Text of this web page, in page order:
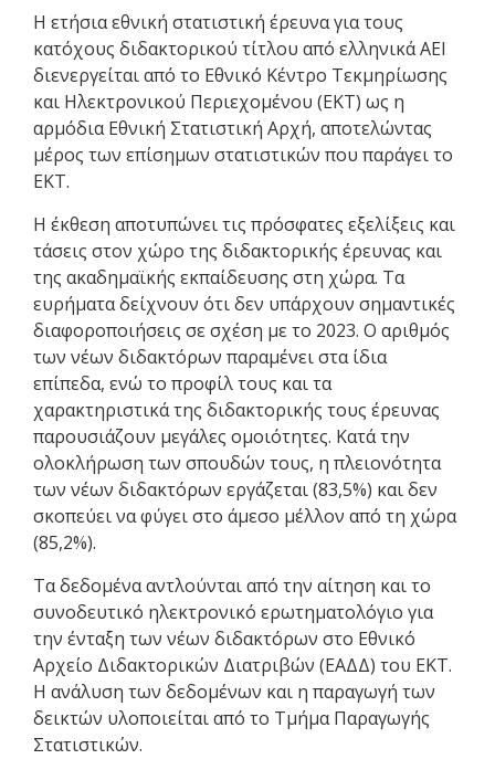
Η ετήσια εθνική στατιστική έρευνα για τους
κατόχους διδακτορικού τίτλου από ελληνικά ΑΕΙ
διενεργείται από το Εθνικό Κέντρο Τεκμηρίωσης
και Ηλεκτρονικού Περιεχομένου (ΕΚΤ) ως η
αρμόδια Εθνική Στατιστική Αρχή, αποτελώντας
μέρος των επίσημων στατιστικών που παράγει το
ΕΚΤ.
Η έκθεση αποτυπώνει τις πρόσφατες εξελίξεις και
τάσεις στον χώρο της διδακτορικής έρευνας και
της ακαδημαϊκής εκπαίδευσης στη χώρα. Τα
ευρήματα δείχνουν ότι δεν υπάρχουν σημαντικές
διαφοροποιήσεις σε σχέση με το 2023. Ο αριθμός
των νέων διδακτόρων παραμένει στα ίδια
επίπεδα, ενώ το προφίλ τους και τα
χαρακτηριστικά της διδακτορικής τους έρευνας
παρουσιάζουν μεγάλες ομοιότητες. Κατά την
ολοκλήρωση των σπουδών τους, η πλειονότητα
των νέων διδακτόρων εργάζεται (83,5%) και δεν
σκοπεύει να φύγει στο άμεσο μέλλον από τη χώρα
(85,2%).
Τα δεδομένα αντλούνται από την αίτηση και το
συνοδευτικό ηλεκτρονικό ερωτηματολόγιο για
την ένταξη των νέων διδακτόρων στο Εθνικό
Αρχείο Διδακτορικών Διατριβών (ΕΑΔΔ) του ΕΚΤ.
Η ανάλυση των δεδομένων και η παραγωγή των
δεικτών υλοποιείται από το Τμήμα Παραγωγής
Στατιστικών.